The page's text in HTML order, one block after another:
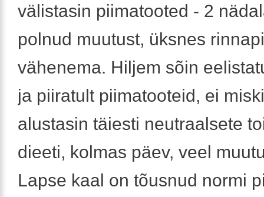
välistasin piimatooted - 2
polnud muutust, üksnes
vähenema. Hiljem sõin
ja piiratult piimatooteid, ei
alustasin täiesti neutraalsete
dieeti, kolmas päev, veel
Lapse kaal on tõusnud normi